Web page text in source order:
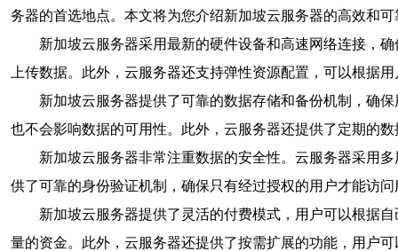
务器的首选地点。本文将为您介绍新加坡云服务器的高效和
新加坡云服务器采用最新的硬件设备和高速网络连接，
上传数据。此外，云服务器还支持弹性资源配置，可以根据
新加坡云服务器提供了可靠的数据存储和备份机制，确
也不会影响数据的可用性。此外，云服务器还提供了定期的
新加坡云服务器非常注重数据的安全性。云服务器采用
供了可靠的身份验证机制，确保只有经过授权的用户才能访
新加坡云服务器提供了灵活的付费模式，用户可以根据
量的资金。此外，云服务器还提供了按需扩展的功能，用户